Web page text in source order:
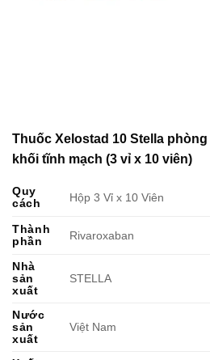
Thuốc Xelostad 10 Stella
khối tĩnh mạch (3 vỉ x 10 viên)
Quy
cách
Hộp 3 Vỉ x 10 Viên
Thành
phần
Rivaroxaban
Nhà
sản
xuất
STELLA
Nước
sản
xuất
Việt Nam